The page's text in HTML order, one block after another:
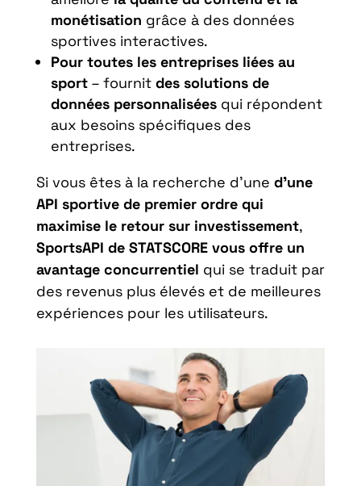
monétisation grâce à des données
sportives interactives.
Pour toutes les entreprises liées au
sport– fournit des solutions de
données personnaliséesqui répondent
aux besoins spécifiques des
entreprises.
Si vous êtes à la recherche d’une d’une
API sportive de premier ordre qui
maximise le retour sur investissement,
SportsAPI de STATSCORE vous offre un
avantage concurrentiel qui se traduit par
des revenus plus élevés et de meilleures
expériences pour les utilisateurs.